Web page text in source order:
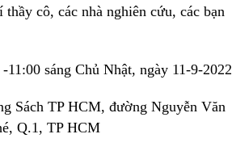
cô, các nhà nghiên cứu, các bạn
sáng Chủ Nhật, ngày 11-9-2022
Sách TP HCM, đường Nguyễn Văn
Q.1, TP HCM